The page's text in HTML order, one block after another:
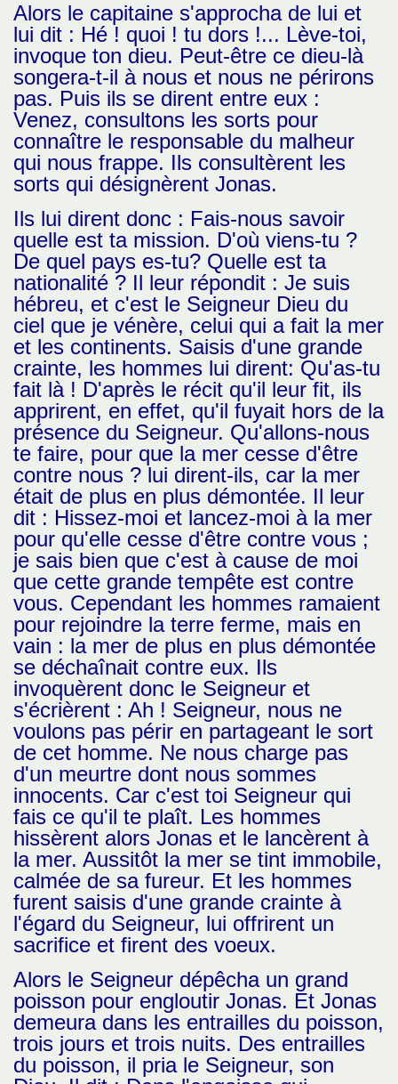
Alors le capitaine s'approcha de lui et
lui dit : Hé ! quoi ! tu dors !... Lève-toi,
invoque ton dieu. Peut-être ce dieu-là
songera-t-il à nous et nous ne périrons
pas. Puis ils se dirent entre eux :
Venez, consultons les sorts pour
connaître le responsable du malheur
qui nous frappe. Ils consultèrent les
sorts qui désignèrent Jonas.
Ils lui dirent donc : Fais-nous savoir
quelle est ta mission. D'où viens-tu ?
De quel pays es-tu? Quelle est ta
nationalité ? Il leur répondit : Je suis
hébreu, et c'est le Seigneur Dieu du
ciel que je vénère, celui qui a fait la mer
et les continents. Saisis d'une grande
crainte, les hommes lui dirent: Qu'as-tu
fait là ! D'après le récit qu'il leur fit, ils
apprirent, en effet, qu'il fuyait hors de la
présence du Seigneur. Qu'allons-nous
te faire, pour que la mer cesse d'être
contre nous ? lui dirent-ils, car la mer
était de plus en plus démontée. Il leur
dit : Hissez-moi et lancez-moi à la mer
pour qu'elle cesse d'être contre vous ;
je sais bien que c'est à cause de moi
que cette grande tempête est contre
vous. Cependant les hommes ramaient
pour rejoindre la terre ferme, mais en
vain : la mer de plus en plus démontée
se déchaînait contre eux. Ils
invoquèrent donc le Seigneur et
s'écrièrent : Ah ! Seigneur, nous ne
voulons pas périr en partageant le sort
de cet homme. Ne nous charge pas
d'un meurtre dont nous sommes
innocents. Car c'est toi Seigneur qui
fais ce qu'il te plaît. Les hommes
hissèrent alors Jonas et le lancèrent à
la mer. Aussitôt la mer se tint immobile,
calmée de sa fureur. Et les hommes
furent saisis d'une grande crainte à
l'égard du Seigneur, lui offrirent un
sacrifice et firent des voeux.
Alors le Seigneur dépêcha un grand
poisson pour engloutir Jonas. Et Jonas
demeura dans les entrailles du poisson,
trois jours et trois nuits. Des entrailles
du poisson, il pria le Seigneur, son